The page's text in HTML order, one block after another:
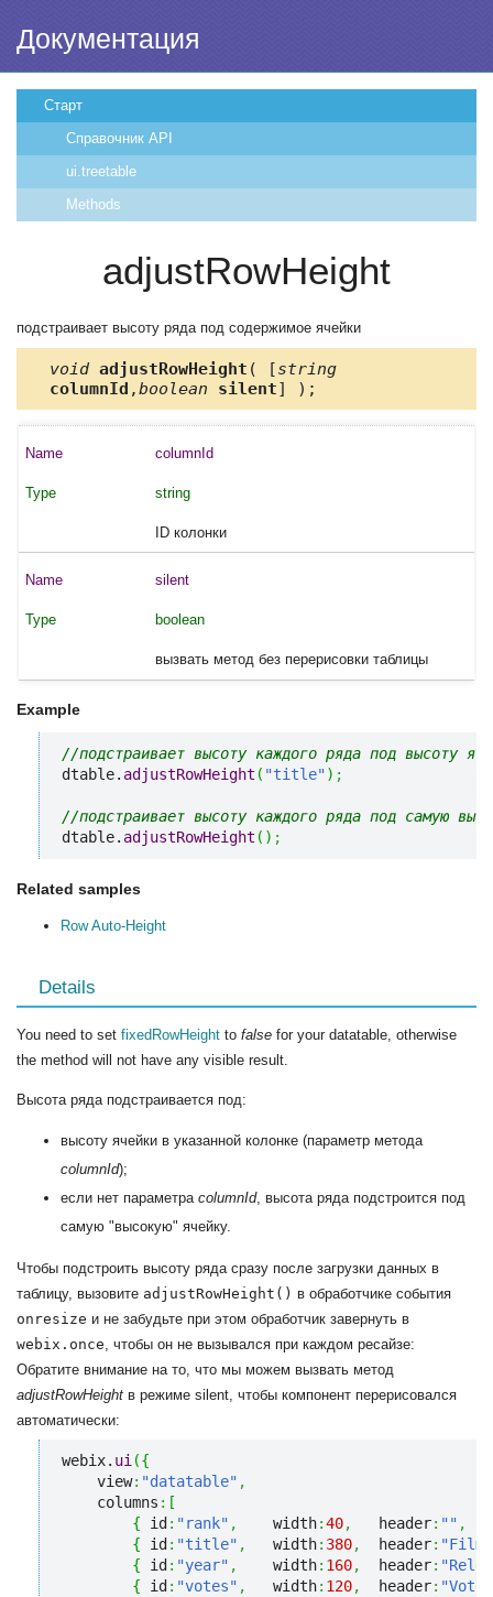
Документация
Старт
Справочник API
ui.treetable
Methods
adjustRowHeight
подстраивает высоту ряда под содержимое ячейки
void adjustRowHeight ( [string
columnId ,boolean silent] );
columnId
string
ID колонки
silent
boolean
вызвать метод без перерисовки таблицы
Example
//подстраивает высоту каждого ряда под высоту
dtable. adjustRowHeight ( "title") ;
//подстраивает высоту каждого ряда под самую
dtable. adjustRowHeight ( ) ;
Related samples
Row Auto-Height
Details
You need to set fixedRowHeight to false for your datatable, otherwise
the method will not have any visible result.
Высота ряда подстраивается под:
высоту ячейки в указанной колонке (параметр метода
columnId);
если нет параметра columnId, высота ряда подстроится под
самую "высокую" ячейку.
Чтобы подстроить высоту ряда сразу после загрузки данных в
таблицу, вызовите adjustRowHeight() в обработчике события
onresize и не забудьте при этом обработчик завернуть в
webix.once , чтобы он не вызывался при каждом ресайзе:
Обратите внимание на то, что мы можем вызвать метод
adjustRowHeight в режиме silent, чтобы компонент перерисовался
автоматически:
webix. ui({
    view
: "datatable" ,
    columns
: [
{ id : "rank" ,
    width
:40,
   header
: "" ,
{ id : "title" ,
   width
: 380,
  header
:
{ id : "year" ,
    width
: 160,
  header
:
{ id : "votes" ,
   width
: 120,
  header
: